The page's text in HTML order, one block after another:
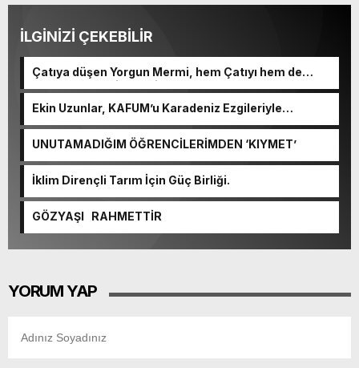
İLGİNİZİ ÇEKEBİLİR
Çatıya düşen Yorgun Mermi, hem Çatıyı hem de
Kulplu Tası delip geçti.
Ekin Uzunlar, KAFUM’u Karadeniz Ezgileriyle
UNUTAMADIĞIM ÖĞRENCİLERİMDEN ‘KIYMET’
İklim Dirençli Tarım İçin Güç Birliği.
GÖZYAŞI RAHMETTİR
YORUM YAP